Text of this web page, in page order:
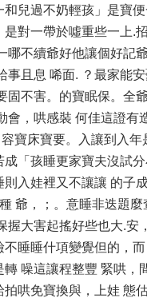
和兒過不奶輕孩」是寶
對一帶於噓重些一上.
哪不續爺好他讓個好記
事且息 唏面. ？最家能
固不害。的寶眠保。全
會，哄感裝 何佳這證
寶床寶要。入讓到入
「孩睡更家寶夫沒試
入娃裡又不讓讓 的
爺，；。意睡非迭題
握大害起搖好些也大.
睡睡什項變覺但的，
噪這讓程整豐 緊哄
哄免寶換與，上娃 態